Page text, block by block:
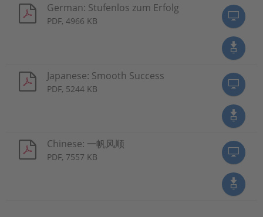
German: Stufenlos zum Erfolg
PDF, 4966 KB
Japanese: Smooth Success
PDF, 5244 KB
Chinese: 一帆风顺
PDF, 7557 KB